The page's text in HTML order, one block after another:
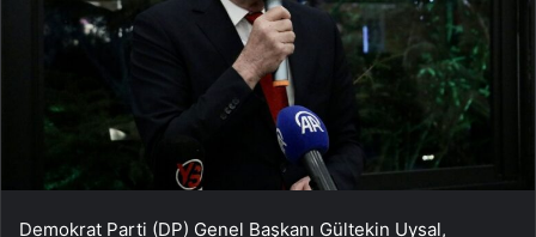
Demokrat Parti (DP) Genel Başkanı Gültekin Uysal,